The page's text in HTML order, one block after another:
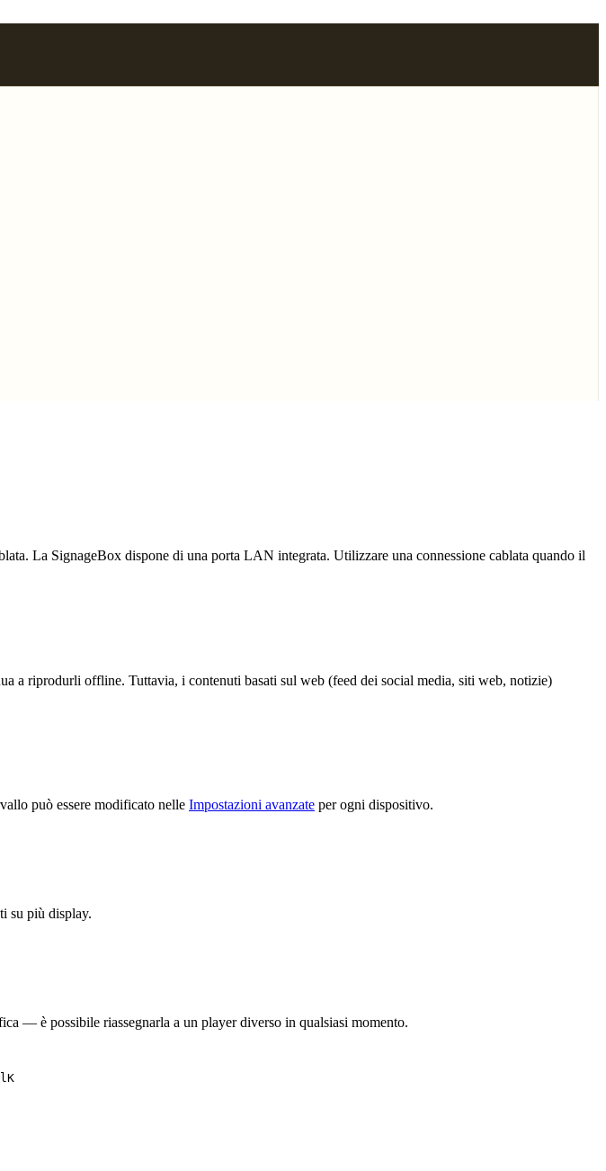
K
La SignageBox dispone di una porta LAN integrata. Utilizzare una connessione cablata quando il
a riprodurli offline. Tuttavia, i contenuti basati sul web (feed dei social media, siti web, notizie)
può essere modificato nelle Impostazioni avanzate per ogni dispositivo.
su più display.
— è possibile riassegnarla a un player diverso in qualsiasi momento.